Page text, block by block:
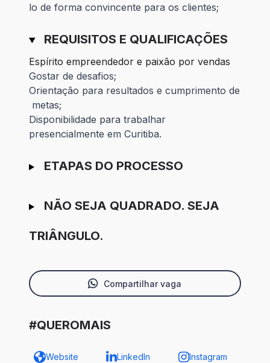
lo de forma convincente para os clientes;
REQUISITOS E QUALIFICAÇÕES
Espírito empreendedor e paixão por vendas
Gostar de desafios;
Orientação para resultados e cumprimento de
metas;
Disponibilidade para trabalhar
presencialmente em Curitiba.
ETAPAS DO PROCESSO
NÃO SEJA QUADRADO. SEJA
TRIÂNGULO.
Compartilhar vaga
#QUEROMAIS
Website LinkedIn Instagram